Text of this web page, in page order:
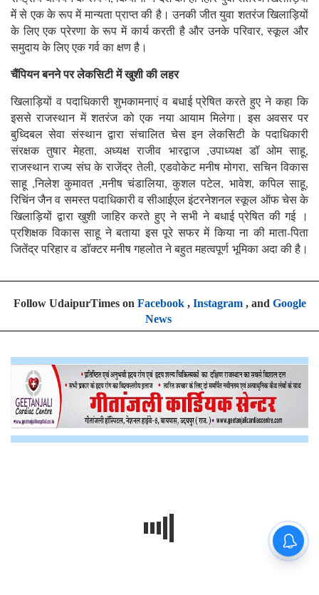
में से एक के रूप में मान्यता प्राप्त की है। उनकी जीत युवा शतरंज खिलाड़ियों
के लिए एक प्रेरणा के रूप में कार्य करती है और उनके परिवार, स्कूल और
समुदाय के लिए एक गर्व का क्षण है।
चैंपियन बनने पर लेकसिटी में खुशी की लहर
खिलाड़ियों व पदाधिकारी शुभकामनाएं व बधाई प्रेषित करते हुए ने कहा कि
इससे राजस्थान में शतरंज को एक नया आयाम मिलेगा। इस अवसर पर
बुध्दिबल सेवा संस्थान द्वारा संचालित चेस इन लेकसिटी के पदाधिकारी
संरक्षक तुषार मेहता, अध्यक्ष राजीव भारद्वाज ,उपाध्यक्ष डॉ ओम साहू,
राजस्थान राज्य संघ के राजेंद्र तेली, एडवोकेट मनीष मोगरा, सचिन विकास
साहू ,निलेश कुमावत ,मनीष चंडालिया, कुशल पटेल, भावेश, कपिल साहू,
रिचिंन जैन व समस्त पदाधिकारी व सीआईएल इंटरनेशनल स्कूल ऑफ चेस के
खिलाड़ियों द्वारा खुशी जाहिर करते हुए ने सभी ने बधाई प्रेषित की गई ।
प्रशिक्षक विकास साहू ने बताया इस पूरे सफर में किया ना की माता-पिता
जितेंद्र परिहार व डॉक्टर मनीष गहलोत ने बहुत महत्वपूर्ण भूमिका अदा की है।
Follow UdaipurTimes on Facebook, Instagram, and Google
News